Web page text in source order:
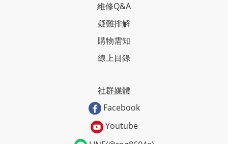
維修Q&A
疑難排解
購物需知
線上目錄
社群媒體
Facebook
Youtube